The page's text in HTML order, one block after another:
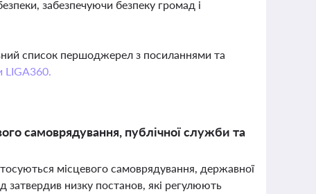
забезпечуючи безпеку громад і
список першоджерел з посиланнями та
LIGA360.
самоврядування, публічної служби та
місцевого самоврядування, державної
затвердив низку постанов, які регулюють